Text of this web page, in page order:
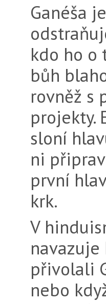
Ganéša
kdo ho o
bůh
rovněž s
projekty.
sloní
ni
první
krk.
V
přivolali
nebo